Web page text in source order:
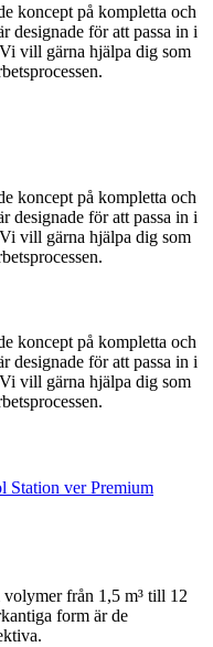
koncept på kompletta och
designade för att passa in i
vill gärna hjälpa dig som
koncept på kompletta och
designade för att passa in i
vill gärna hjälpa dig som
koncept på kompletta och
designade för att passa in i
vill gärna hjälpa dig som
från 1,5 m³ till 12
form är de